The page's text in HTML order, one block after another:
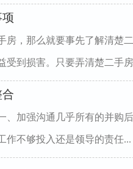
房，那么就要事先了解清楚
受到损害。只要弄清楚二手
、加强沟通几乎所有的并购
作不够投入还是领导的责任...